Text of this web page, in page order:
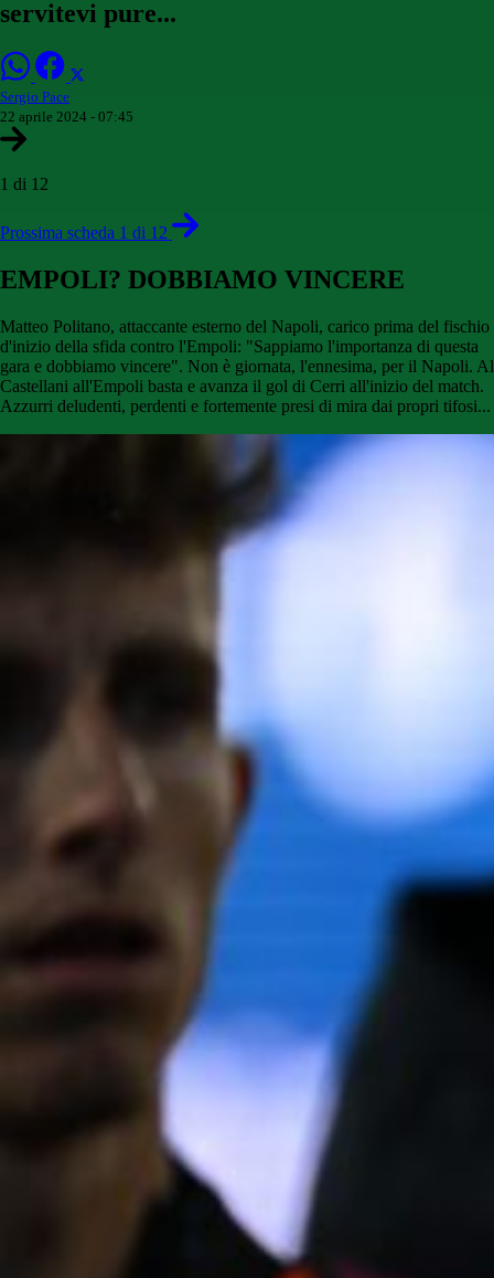
servitevi pure...
Sergio Pace
22 aprile 2024 - 07:45
1 di 12
Prossima scheda 1 di 12
EMPOLI? DOBBIAMO VINCERE
Matteo Politano, attaccante esterno del Napoli, carico prima del fischio
d'inizio della sfida contro l'Empoli: "Sappiamo l'importanza di questa
gara e dobbiamo vincere". Non è giornata, l'ennesima, per il Napoli. Al
Castellani all'Empoli basta e avanza il gol di Cerri all'inizio del match.
Azzurri deludenti, perdenti e fortemente presi di mira dai propri tifosi...